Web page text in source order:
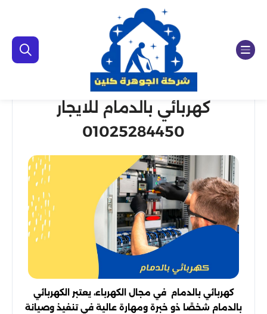
كهربائي بالدمام للايجار
01025284450
كهربائي بالدمام في مجال الكهرباء، يعتبر الكهربائي
بالدمام شخصًا ذو خبرة ومهارة عالية في تنفيذ وصيانة